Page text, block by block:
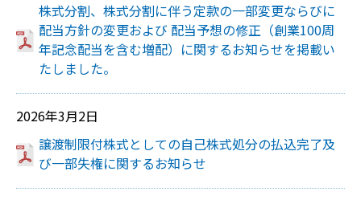
株式分割、株式分割に伴う定款の一部変更ならびに
配当方針の変更および 配当予想の修正（創業100周
年記念配当を含む増配）に関するお知らせを掲載い
たしました。
2026年3月2日
譲渡制限付株式としての自己株式処分の払込完了及
び一部失権に関するお知らせ